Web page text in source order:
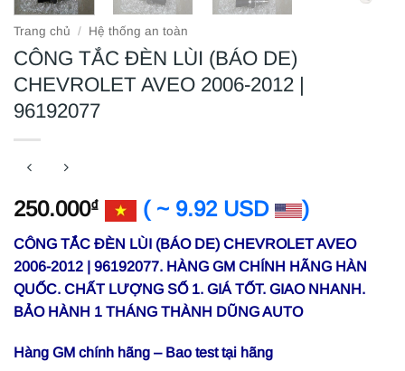
Trang chủ / Hệ thống an toàn
CÔNG TẮC ĐÈN LÙI (BÁO DE)
CHEVROLET AVEO 2006-2012 |
96192077
250.000₫ ( ~ 9.92 USD )
CÔNG TẮC ĐÈN LÙI (BÁO DE) CHEVROLET AVEO
2006-2012 | 96192077. HÀNG GM CHÍNH HÃNG HÀN
QUỐC. CHẤT LƯỢNG SỐ 1. GIÁ TỐT. GIAO NHANH.
BẢO HÀNH 1 THÁNG THÀNH DŨNG AUTO
Hàng GM chính hãng – Bao test tại hãng